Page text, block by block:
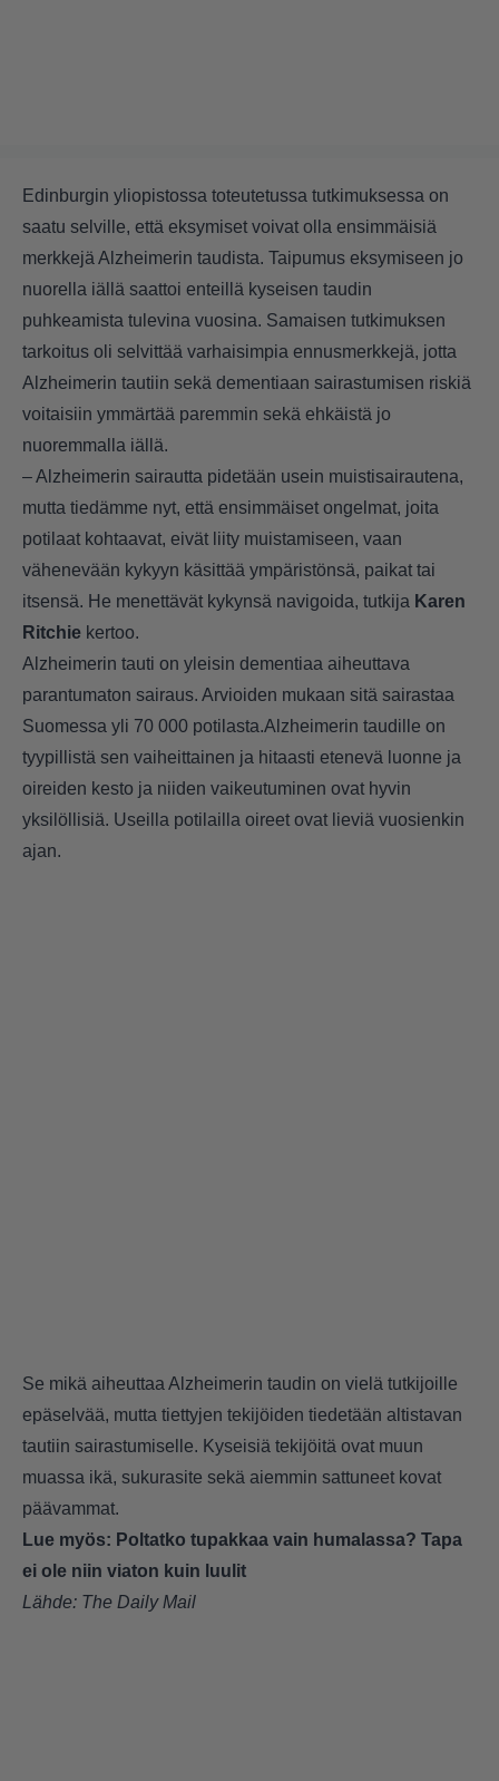
Edinburgin yliopistossa toteutetussa tutkimuksessa on
saatu selville, että eksymiset voivat olla ensimmäisiä
merkkejä Alzheimerin taudista. Taipumus eksymiseen jo
nuorella iällä saattoi enteillä kyseisen taudin
puhkeamista tulevina vuosina. Samaisen tutkimuksen
tarkoitus oli selvittää varhaisimpia ennusmerkkejä, jotta
Alzheimerin tautiin sekä dementiaan sairastumisen riskiä
voitaisiin ymmärtää paremmin sekä ehkäistä jo
nuoremmalla iällä.
– Alzheimerin sairautta pidetään usein muistisairautena,
mutta tiedämme nyt, että ensimmäiset ongelmat, joita
potilaat kohtaavat, eivät liity muistamiseen, vaan
vähenevään kykyyn käsittää ympäristönsä, paikat tai
itsensä. He menettävät kykynsä navigoida, tutkija Karen
Ritchie kertoo.
Alzheimerin tauti on yleisin dementiaa aiheuttava
parantumaton sairaus. Arvioiden mukaan sitä sairastaa
Suomessa yli 70 000 potilasta.Alzheimerin taudille on
tyypillistä sen vaiheittainen ja hitaasti etenevä luonne ja
oireiden kesto ja niiden vaikeutuminen ovat hyvin
yksilöllisiä. Useilla potilailla oireet ovat lieviä vuosienkin
ajan.
Se mikä aiheuttaa Alzheimerin taudin on vielä tutkijoille
epäselvää, mutta tiettyjen tekijöiden tiedetään altistavan
tautiin sairastumiselle. Kyseisiä tekijöitä ovat muun
muassa ikä, sukurasite sekä aiemmin sattuneet kovat
päävammat.
Lue myös: Poltatko tupakkaa vain humalassa? Tapa
ei ole niin viaton kuin luulit
Lähde: The Daily Mail